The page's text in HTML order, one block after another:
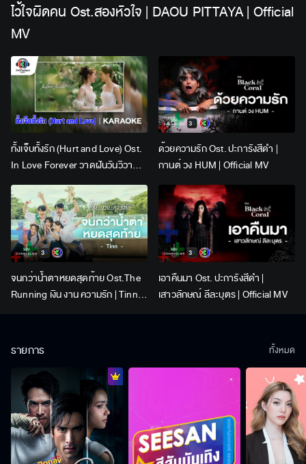
ไว้ใจผิดคน Ost.สองหัวใจ | DAOU PITTAYA | Official
MV
ทั้งเจ็บทั้งรัก (Hurt and Love) Ost.
In Love Forever วาดฝันวันวิวาห์ |
Lingling Kwong x Orm
Kornnaphat | Official Karaoke
ด้วยความรัก Ost. ปะการังสีดำ |
กานต์ วง HUM | Official MV
จนกว่าน้ำตาหยดสุดท้าย Ost.The
Running เงิน งาน ความรัก | Tinn |
เอาคืนมา Ost. ปะการังสีดำ |
เสาวลักษณ์ ลีละบุตร | Official MV
รายการ ทั้งหมด